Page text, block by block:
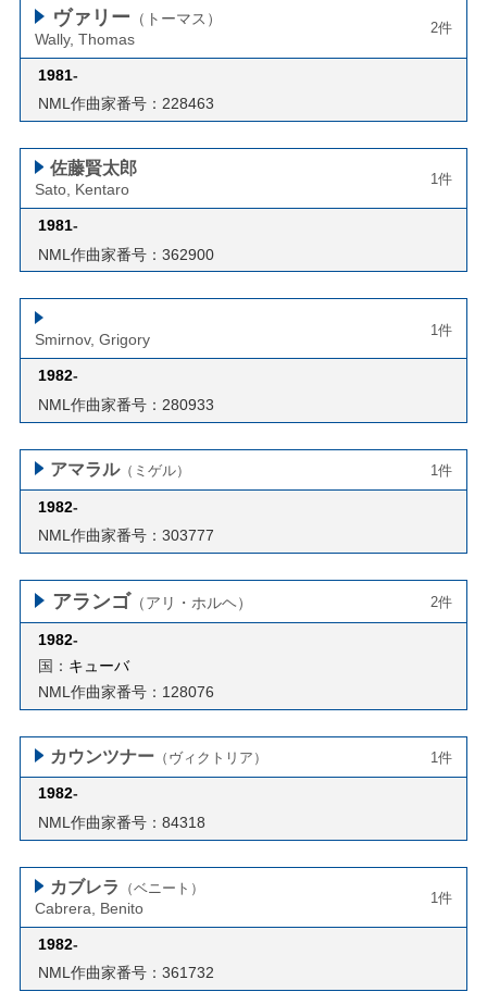
ヴァリー （トーマス）
Wally, Thomas
2件
1981-
NML作曲家番号：228463
佐藤賢太郎
Sato, Kentaro
1件
1981-
NML作曲家番号：362900
Smirnov, Grigory
1件
1982-
NML作曲家番号：280933
アマラル（ミゲル） 1件
1982-
NML作曲家番号：303777
アランゴ （アリ・ホルヘ） 2件
1982-
国： キューバ
NML作曲家番号：128076
カウンツナー （ヴィクトリア） 1件
1982-
NML作曲家番号：84318
カブレラ （ベニート）
Cabrera, Benito
1件
1982-
NML作曲家番号：361732